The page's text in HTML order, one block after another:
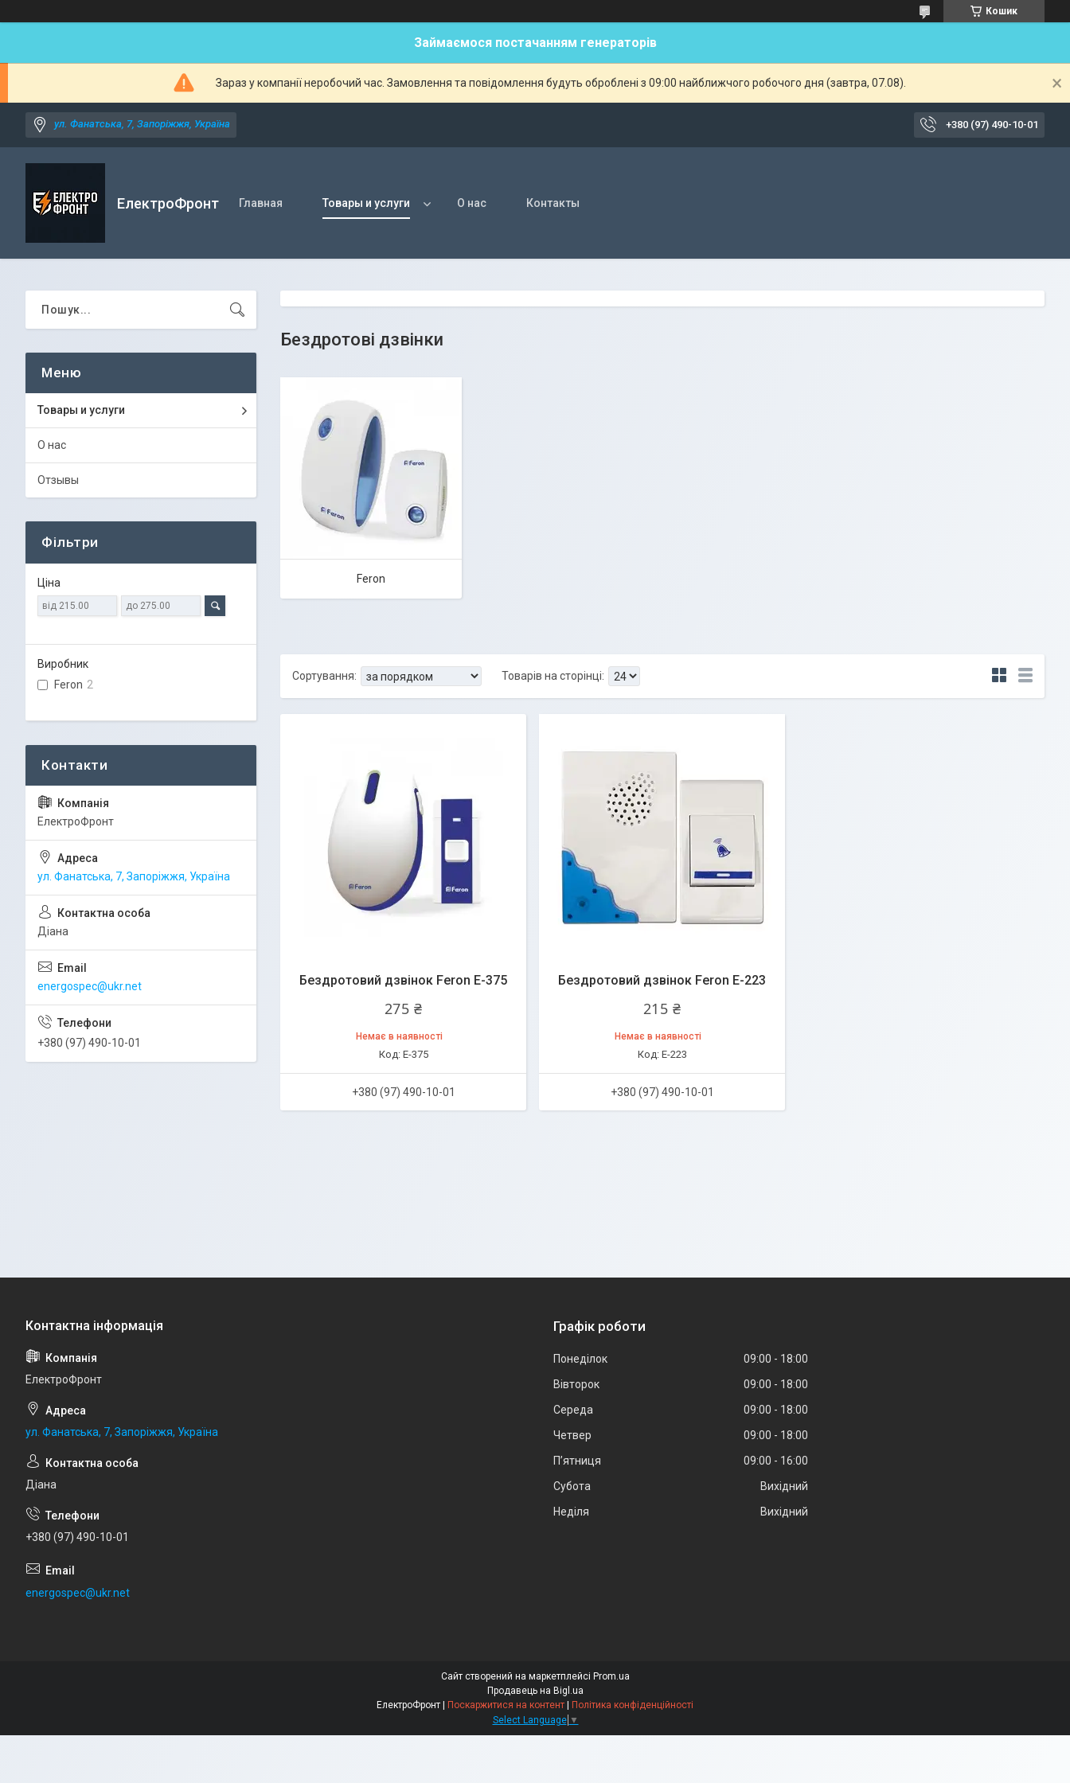
Кошик
Займаємося постачанням генераторів
Зараз у компанії неробочий час. Замовлення та повідомлення будуть оброблені з 09:00 найближчого робочого дня (завтра, 07.08).
ул. Фанатська, 7, Запоріжжя, Україна +380 (97) 490-10-01
ЕлектроФронт Главная Товары и услуги О нас Контакты
Бездротові дзвінки
Feron
Бездротовий дзвінок Feron Е-375
275 ₴
Немає в наявності
Е-375
+380 (97) 490-10-01
Бездротовий дзвінок Feron E-223
215 ₴
Немає в наявності
E-223
+380 (97) 490-10-01
Товары и услуги
О нас
Отзывы
Фільтри
Ціна
Виробник
Feron 2
ЕлектроФронт
ул. Фанатська, 7, Запоріжжя, Україна
Діана
energospec@ukr.net
+380 (97) 490-10-01
ЕлектроФронт
ул. Фанатська, 7, Запоріжжя, Україна
Діана
+380 (97) 490-10-01
energospec@ukr.net
Графік роботи
Понеділок 09:00
18:00
Вівторок
09:00
18:00
Середа
09:00
18:00
Четвер
09:00
18:00
Пʼятниця
09:00
16:00
Субота
Вихідний
Неділя
Вихідний
Сайт створений на маркетплейсі Prom.ua
Продавець на Bigl.ua
ЕлектроФронт | Поскаржитися на контент | Політика конфіденційності
Select Language ▼